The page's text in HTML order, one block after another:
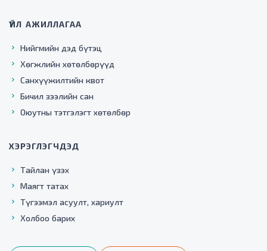
ҮЙЛ АЖИЛЛАГАА
Нийгмийн дэд бүтэц
Хөгжлийн хөтөлбөрүүд
Санхүүжилтийн квот
Бичил зээлийн сан
Оюутны тэтгэлэгт хөтөлбөр
ХЭРЭГЛЭГЧДЭД
Тайлан үзэх
Маягт татах
Түгээмэл асуулт, хариулт
Холбоо барих